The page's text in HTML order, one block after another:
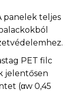
panelek teljes
PET filc
jelentősen
(αw 0,45